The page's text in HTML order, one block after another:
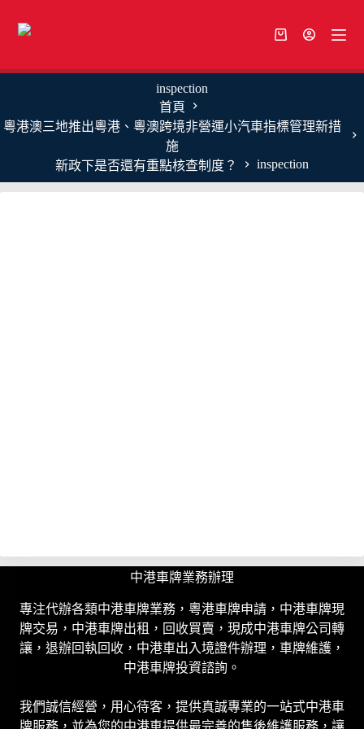
inspection
首頁
粵港澳三地推出粵港、粵澳跨境非營運小汽車指標管理新措
施
新政下是否還有重點核查制度？
inspection
中港車牌業務辦理
專注代辦各類中港車牌業務，粵港車牌申請，中港車牌現
牌交易，中港車牌出租，回收買賣，現成中港車牌公司轉
讓，退辦回執回收，中港車出入境證件辦理，車牌維護，
中港車牌投資諮詢。
我們誠信經營，用心待客，提供真誠專業的一站式中港車
牌服務，並為您的中港車提供最完善的售後維護服務，讓